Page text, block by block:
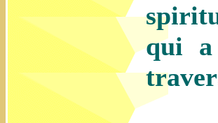
qui a